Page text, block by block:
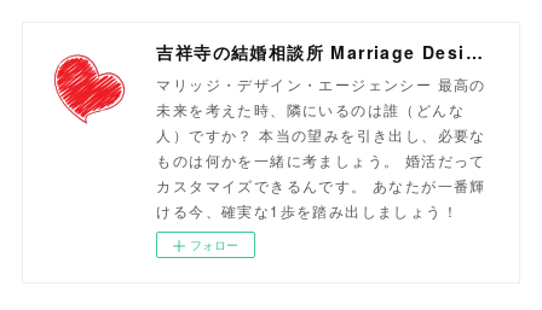
吉祥寺の結婚相談所 Marriage Design Agency
マリッジ・デザイン・エージェンシー 最高の
未来を考えた時、隣にいるのは誰（どんな
人）ですか？ 本当の望みを引き出し、必要な
ものは何かを一緒に考ましょう。 婚活だって
カスタマイズできるんです。 あなたが一番輝
ける今、確実な1歩を踏み出しましょう！
フォロー